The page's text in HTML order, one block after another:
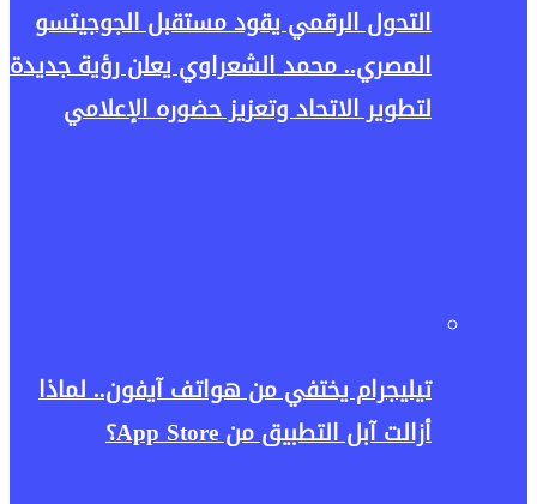
التحول الرقمي يقود مستقبل الجوجيتسو
المصري.. محمد الشعراوي يعلن رؤية جديدة
لتطوير الاتحاد وتعزيز حضوره الإعلامي
تيليجرام يختفي من هواتف آيفون.. لماذا
أزالت آبل التطبيق من App Store؟